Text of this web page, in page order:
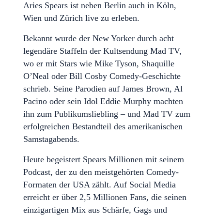
Aries Spears ist neben Berlin auch in Köln,
Wien und Zürich live zu erleben.
Bekannt wurde der New Yorker durch acht
legendäre Staffeln der Kultsendung Mad TV,
wo er mit Stars wie Mike Tyson, Shaquille
O’Neal oder Bill Cosby Comedy-Geschichte
schrieb. Seine Parodien auf James Brown, Al
Pacino oder sein Idol Eddie Murphy machten
ihn zum Publikumsliebling – und Mad TV zum
erfolgreichen Bestandteil des amerikanischen
Samstagabends.
Heute begeistert Spears Millionen mit seinem
Podcast, der zu den meistgehörten Comedy-
Formaten der USA zählt. Auf Social Media
erreicht er über 2,5 Millionen Fans, die seinen
einzigartigen Mix aus Schärfe, Gags und